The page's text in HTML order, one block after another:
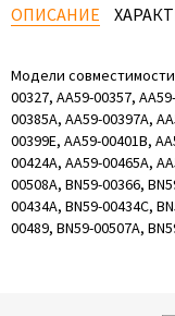
ОПИСАНИЕ
Модели совместимости:
00327, AA59-00357,
00385A, AA59-00397A,
00399E, AA59-00401B,
00424A, AA59-00465A,
00508A, BN59-00366,
00434A, BN59-00434C,
00489, BN59-00507A,